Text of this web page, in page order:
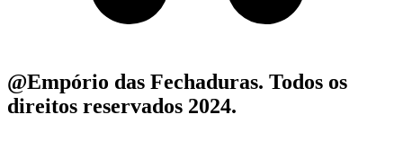
@Empório das Fechaduras. Todos os
direitos reservados 2024.